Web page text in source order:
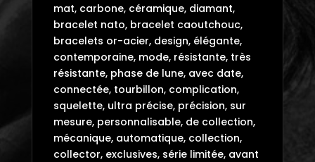
mat, carbone, céramique, diamant,
bracelet nato, bracelet caoutchouc,
bracelets or-acier, design, élégante,
contemporaine, mode, résistante, très
résistante, phase de lune, avec date,
connectée, tourbillon, complication,
squelette, ultra précise, précision, sur
mesure, personnalisable, de collection,
mécanique, automatique, collection,
collector, exclusives, série limitée, avant